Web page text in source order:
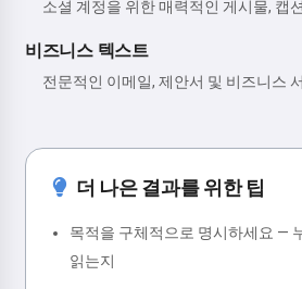
소셜 계정을 위한 매력적인 게시물, 캡
비즈니스 텍스트
전문적인 이메일, 제안서 및 비즈니스
더 나은 결과를 위한 팁
목적을 구체적으로 명시하세요 —
읽는지